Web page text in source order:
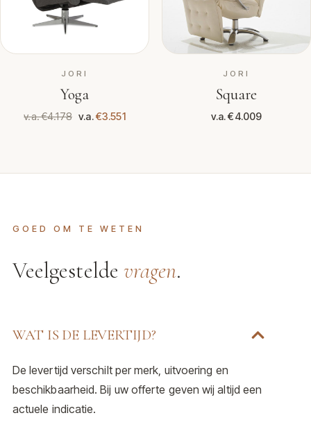
JORI
Yoga
v.a. €4.178 v.a.€3.551
JORI
Square
v.a. €4.009
GOED OM TE WETEN
Veelgestelde vragen.
WAT IS DE LEVERTIJD?
De levertijd verschilt per merk, uitvoering en
beschikbaarheid. Bij uw offerte geven wij altijd een
actuele indicatie.